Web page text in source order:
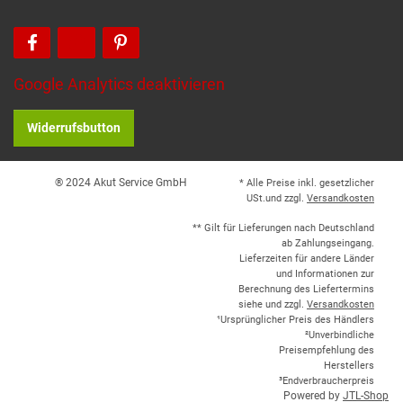
Google Analytics deaktivieren
Widerrufsbutton
® 2024 Akut Service GmbH
* Alle Preise inkl. gesetzlicher
USt.und zzgl. Versandkosten
** Gilt für Lieferungen nach Deutschland
ab Zahlungseingang.
Lieferzeiten für andere Länder
und Informationen zur
Berechnung des Liefertermins
siehe und zzgl. Versandkosten
¹Ursprünglicher Preis des Händlers
²Unverbindliche
Preisempfehlung des
Herstellers
³Endverbraucherpreis
Powered by JTL-Shop